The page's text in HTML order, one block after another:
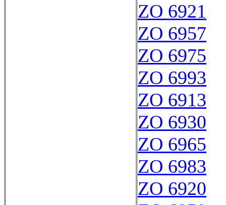
ZO 6921
ZO 6957
ZO 6975
ZO 6993
ZO 6913
ZO 6930
ZO 6965
ZO 6983
ZO 6920